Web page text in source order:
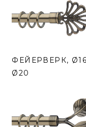
ФЕЙЕРВЕРК,
Ø20